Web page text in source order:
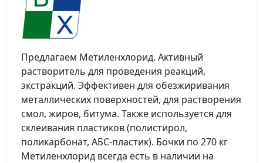
Предлагаем Метиленхлорид. Активный
растворитель для проведения реакций,
экстракций. Эффективен для обезжиривания
металлических поверхностей, для растворения
смол, жиров, битума. Также используется для
склеивания пластиков (полистирол,
поликарбонат, АБС-пластик). Бочки по 270 кг
Метиленхлорид всегда есть в наличии на